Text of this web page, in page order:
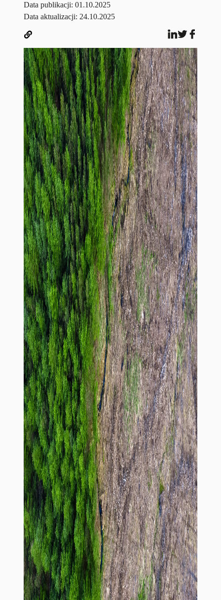
Data publikacji:01.10.2025
Data aktualizacji: 24.10.2025